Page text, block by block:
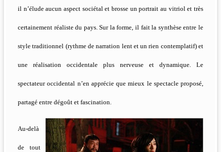
il n’élude aucun aspect sociétal et brosse un portrait au vitriol et très
certainement réaliste du pays. Sur la forme, il fait la synthèse entre le
style traditionnel (rythme de narration lent et un rien contemplatif) et
une réalisation occidentale plus nerveuse et dynamique. Le
spectateur occidental n’en apprécie que mieux le spectacle proposé,
partagé entre dégoût et fascination.
Au-delà
de tout